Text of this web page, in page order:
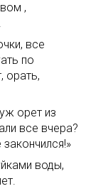
,
все
по
орать,
орет из
все вчера?
воды,